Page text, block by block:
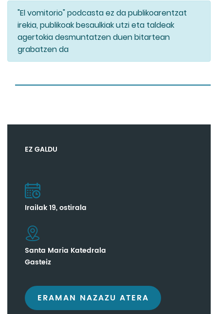
"El vomitorio" podcasta ez da publikoarentzat
irekia, publikoak besaulkiak utzi eta taldeak
agertokia desmuntatzen duen bitartean
grabatzen da
EZ GALDU
Irailak 19, ostirala
Santa Maria Katedrala
Gasteiz
ERAMAN NAZAZU ATERA